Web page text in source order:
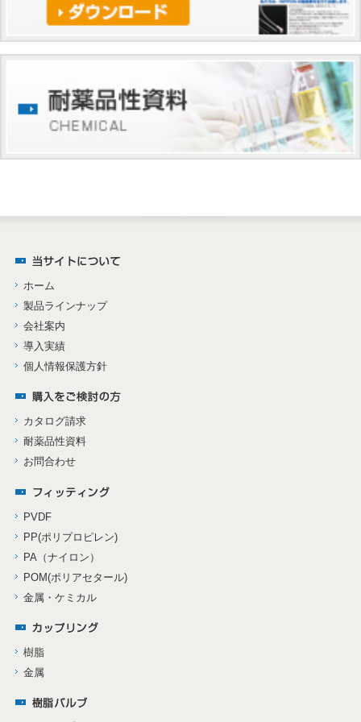
ホーム
製品ラインナップ
会社案内
導入実績
個人情報保護方針
カタログ請求
耐薬品性資料
お問合わせ
PVDF
PP(ポリプロピレン)
PA（ナイロン）
POM(ポリアセタール)
金属・ケミカル
樹脂
金属